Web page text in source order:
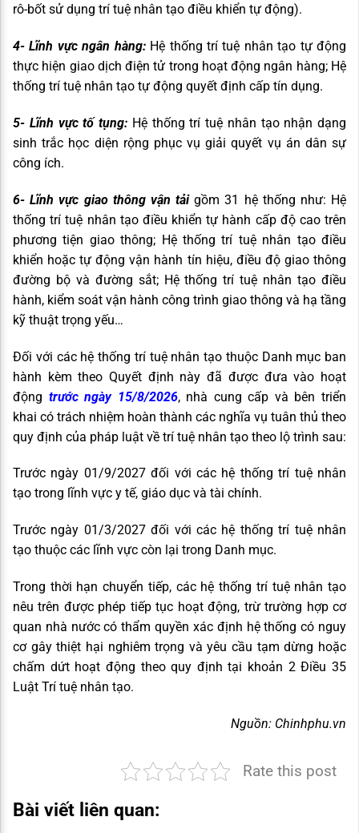
rô-bốt sử dụng trí tuệ nhân tạo điều khiển tự động).
4- Lĩnh vực ngân hàng:Hệ thống trí tuệ nhân tạo tự động
thực hiện giao dịch điện tử trong hoạt động ngân hàng; Hệ
thống trí tuệ nhân tạo tự động quyết định cấp tín dụng.
5- Lĩnh vực tố tụng: Hệ thống trí tuệ nhân tạo nhận dạng
sinh trắc học diện rộng phục vụ giải quyết vụ án dân sự
công ích.
6- Lĩnh vực giao thông vận tảigồm 31 hệ thống như: Hệ
thống trí tuệ nhân tạo điều khiển tự hành cấp độ cao trên
phương tiện giao thông; Hệ thống trí tuệ nhân tạo điều
khiển hoặc tự động vận hành tín hiệu, điều độ giao thông
đường bộ và đường sắt; Hệ thống trí tuệ nhân tạo điều
hành, kiểm soát vận hành công trình giao thông và hạ tầng
kỹ thuật trọng yếu…
Đối với các hệ thống trí tuệ nhân tạo thuộc Danh mục ban
hành kèm theo Quyết định này đã được đưa vào hoạt
động trước ngày 15/8/2026, nhà cung cấp và bên triển
khai có trách nhiệm hoàn thành các nghĩa vụ tuân thủ theo
quy định của pháp luật về trí tuệ nhân tạo theo lộ trình sau:
Trước ngày 01/9/2027 đối với các hệ thống trí tuệ nhân
tạo trong lĩnh vực y tế, giáo dục và tài chính.
Trước ngày 01/3/2027 đối với các hệ thống trí tuệ nhân
tạo thuộc các lĩnh vực còn lại trong Danh mục.
Trong thời hạn chuyển tiếp, các hệ thống trí tuệ nhân tạo
nêu trên được phép tiếp tục hoạt động, trừ trường hợp cơ
quan nhà nước có thẩm quyền xác định hệ thống có nguy
cơ gây thiệt hại nghiêm trọng và yêu cầu tạm dừng hoặc
chấm dứt hoạt động theo quy định tại khoản 2 Điều 35
Luật Trí tuệ nhân tạo.
Nguồn: Chinhphu.vn
Rate this post
Bài viết liên quan: